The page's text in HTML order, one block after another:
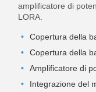
amplificatore di
LORA.
Copertura della
Copertura della
Amplificatore di
Integrazione del